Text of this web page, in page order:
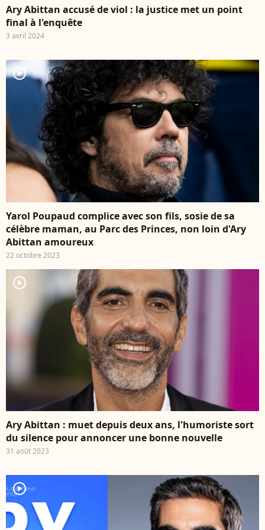
Ary Abittan accusé de viol : la justice met un point
final à l'enquête
3 avril 2024
player2
Yarol Poupaud complice avec son fils, sosie de sa
célèbre maman, au Parc des Princes, non loin d'Ary
Abittan amoureux
22 octobre 2023
player2
Ary Abittan : muet depuis deux ans, l'humoriste sort
du silence pour annoncer une bonne nouvelle
31 août 2023
player2